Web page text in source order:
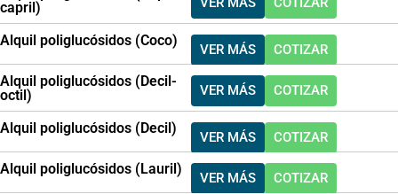
capril)
Alquil poliglucósidos (Coco)
VER MÁS COTIZAR
Alquil poliglucósidos (Decil-
octil)
VER MÁS COTIZAR
Alquil poliglucósidos (Decil)
VER MÁS COTIZAR
Alquil poliglucósidos (Lauril)
VER MÁS COTIZAR